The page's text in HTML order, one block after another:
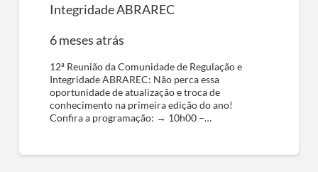
Integridade ABRAREC
6 meses atrás
12ª Reunião da Comunidade de Regulação e
Integridade ABRAREC: Não perca essa
oportunidade de atualização e troca de
conhecimento na primeira edição do ano!
Confira a programação: → 10h00 –…